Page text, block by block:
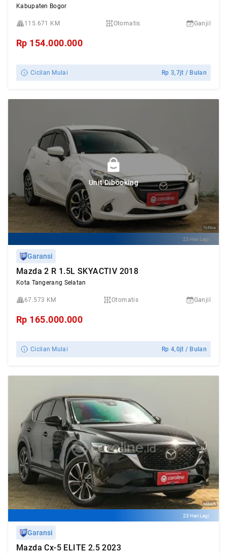
Kabupaten Bogor
115.671 KM Otomatis Ganjil
Rp 154.000.000
Cicilan Mulai Rp3,7jt / Bulan
Unit Dibooking
23 Hari Lagi
Garansi
Mazda 2 R 1.5L SKYACTIV 2018
Kota Tangerang Selatan
67.573 KM Otomatis Ganjil
Rp 165.000.000
Cicilan Mulai Rp4,0jt / Bulan
23 Hari Lagi
Garansi
Mazda Cx-5 ELITE 2.5 2023